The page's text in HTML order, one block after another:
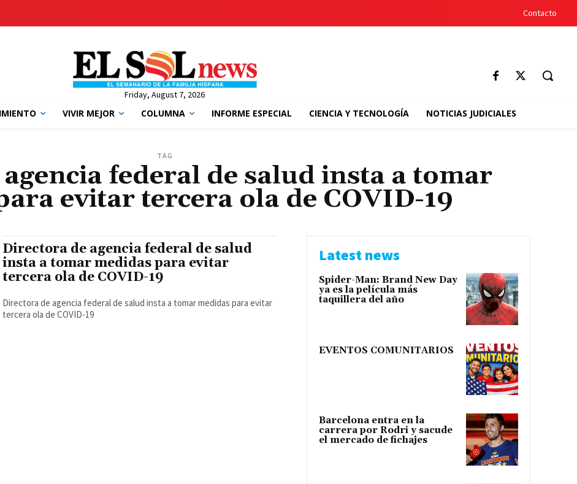
Contacto
Friday, August 7, 2026
VIVIR MEJOR COLUMNA INFORME ESPECIAL CIENCIA Y TECNOLOGÍA NOTICIAS JUDICIALES
TAG
federal de salud insta a tomar
evitar tercera ola de COVID-19
Directora de agencia federal de salud
insta a tomar medidas para evitar
tercera ola de COVID-19
Directora de agencia federal de salud insta a tomar medidas para evitar
tercera ola de COVID-19
Latest news
Spider-Man: Brand New Day
ya es la película más
taquillera del año
EVENTOS COMUNITARIOS
Barcelona entra en la
carrera por Rodri y sacude
el mercado de fichajes